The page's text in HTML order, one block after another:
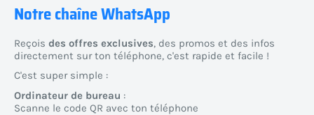
Notre chaîne WhatsApp
Reçois des offres exclusives, des promos et des infos
directement sur ton téléphone, c'est rapide et facile !
C'est super simple :
Ordinateur de bureau :
Scanne le code QR avec ton téléphone